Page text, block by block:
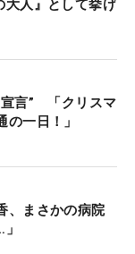
一年です
ですか？
ましたが、18
皆さんに名前
アーに出る
香ちゃんどう
ばいいな、と
人』として挙げ
宣言” 「クリスマ
一日！」
、まさかの病院